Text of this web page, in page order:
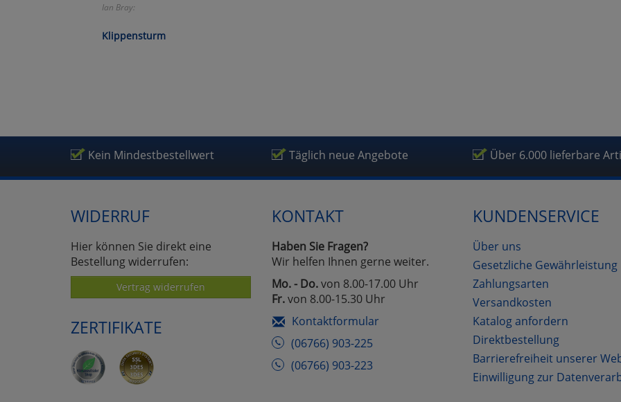
Ian Bray:
Klippensturm
Kein Mindestbestellwert Täglich neue Angebote Über 6.000 lieferbare
WIDERRUF
Hier können Sie direkt eine
Bestellung widerrufen:
Vertrag widerrufen
ZERTIFIKATE
KONTAKT
Haben Sie Fragen?
Wir helfen Ihnen gerne weiter.
Mo. - Do.von 8.00-17.00 Uhr
Fr.von 8.00-15.30 Uhr
Kontaktformular
(06766) 903-225
(06766) 903-223
KUNDENSERVICE
Über uns
Gesetzliche Gewährleistung
Zahlungsarten
Versandkosten
Katalog anfordern
Direktbestellung
Barrierefreiheit unserer
Einwilligung zur